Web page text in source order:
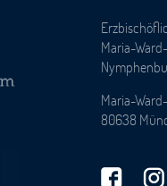
Maria-
Maria-
80638